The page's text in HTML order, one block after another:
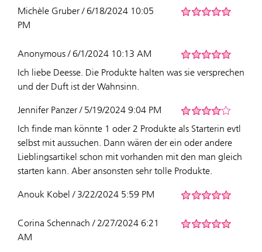
Michèle Gruber / 6/18/2024 10:05
PM
Anonymous / 6/1/2024 10:13 AM
Ich liebe Deesse. Die Produkte halten was sie versprechen
und der Duft ist der Wahnsinn.
Jennifer Panzer / 5/19/2024 9:04 PM
Ich finde man könnte 1 oder 2 Produkte als Starterin evtl
selbst mit aussuchen. Dann wären der ein oder andere
Lieblingsartikel schon mit vorhanden mit den man gleich
starten kann. Aber ansonsten sehr tolle Produkte.
Anouk Kobel / 3/22/2024 5:59 PM
Corina Schennach / 2/27/2024 6:21
AM